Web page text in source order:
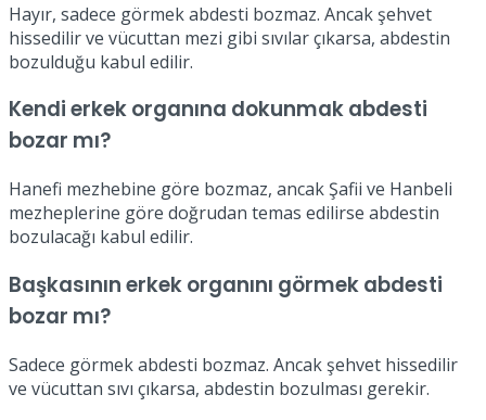
Hayır, sadece görmek abdesti bozmaz. Ancak şehvet
hissedilir ve vücuttan mezi gibi sıvılar çıkarsa, abdestin
bozulduğu kabul edilir.
Kendi erkek organına dokunmak abdesti
bozar mı?
Hanefi mezhebine göre bozmaz, ancak Şafii ve Hanbeli
mezheplerine göre doğrudan temas edilirse abdestin
bozulacağı kabul edilir.
Başkasının erkek organını görmek abdesti
bozar mı?
Sadece görmek abdesti bozmaz. Ancak şehvet hissedilir
ve vücuttan sıvı çıkarsa, abdestin bozulması gerekir.